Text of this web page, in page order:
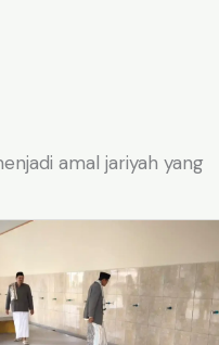
amal jariyah yang